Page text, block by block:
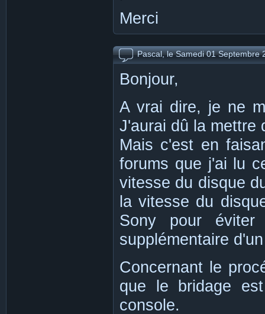
Merci
Pascal, leSamedi 01 Septembre
Bonjour,
A vrai dire, je ne
J'aurai dû la mettre
Mais c'est en
forums que j'ai lu
vitesse du disque
la vitesse du
Sony pour éviter
supplémentaire
Concernant le
que le bridage
console.